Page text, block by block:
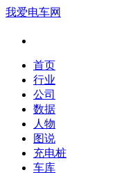
我爱电车网
首页
行业
公司
数据
人物
图说
充电桩
车库